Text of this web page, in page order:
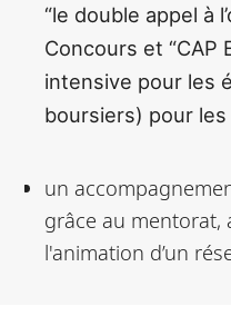
“le double appel à
Concours et “CAP
intensive pour les
boursiers) pour
un
grâce au mentorat,
l'animation d’un